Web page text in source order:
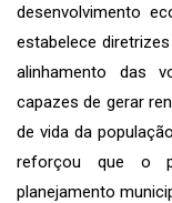
desenvolvimento
estabelece
alinhamento das
capazes de gerar
de vida da
reforçou que o
planejamento